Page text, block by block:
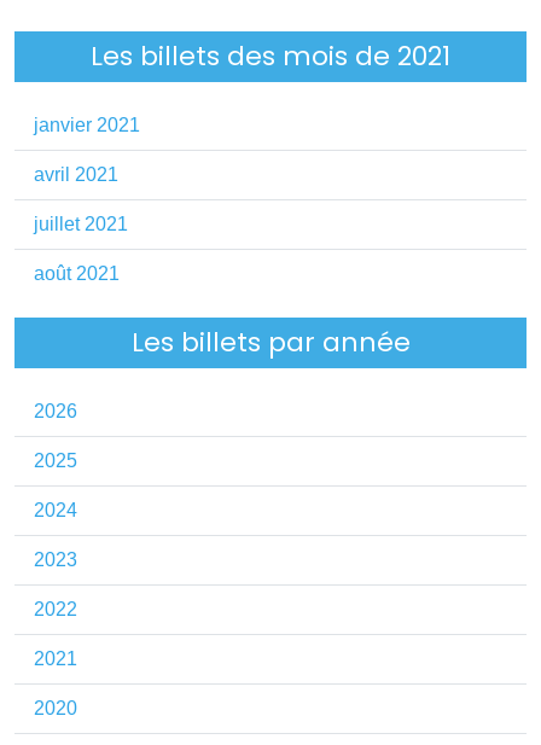
Les billets des mois de 2021
janvier 2021
avril 2021
juillet 2021
août 2021
Les billets par année
2026
2025
2024
2023
2022
2021
2020